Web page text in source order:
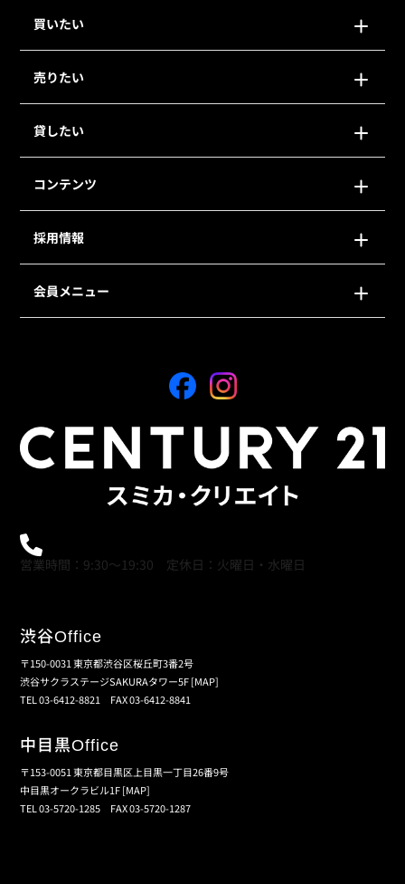
買いたい
売りたい
貸したい
コンテンツ
採用情報
会員メニュー
営業時間：9:30～19:30 定休日：火曜日・水曜日
渋谷Office
〒150-0031 東京都渋谷区桜丘町3番2号
渋谷サクラステージSAKURAタワー5F[MAP]
TEL 03-6412-8821 FAX 03-6412-8841
中目黒Office
〒153-0051 東京都目黒区上目黒一丁目26番9号
中目黒オークラビル1F[MAP]
TEL 03-5720-1285 FAX 03-5720-1287